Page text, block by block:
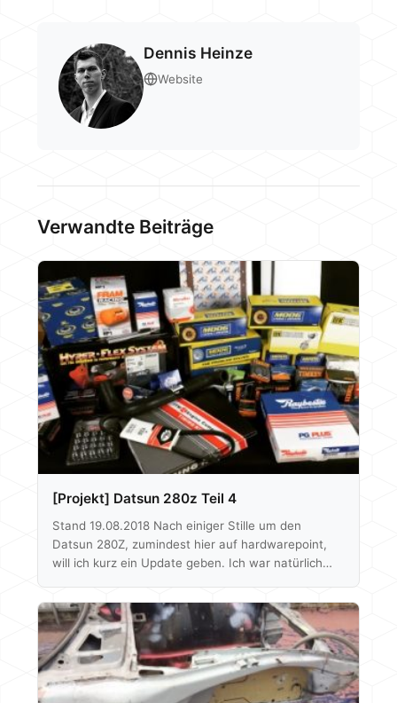
Dennis Heinze
Website
Verwandte Beiträge
[Projekt] Datsun 280z Teil 4
Stand 19.08.2018 Nach einiger Stille um den
Datsun 280Z, zumindest hier auf hardwarepoint,
will ich kurz ein Update geben. Ich war natürlich
schleifen und dem Anfertigen von Blechen
verbracht. Augenscheinlich hat sich also nicht
sonderlich viel an der Karosse getan, allerdings bin
ich jetzt etliche Halter im Motorraum los, das Heck
sowie die Sidemarker-Löcher sind komplett
geschlossen. Ebenso wurden ein paar lose Enden